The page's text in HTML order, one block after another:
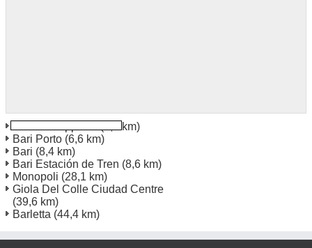
(5,0 km)
Bari Porto (6,6 km)
Bari (8,4 km)
Bari Estación de Tren (8,6 km)
Monopoli (28,1 km)
Giola Del Colle Ciudad Centre
(39,6 km)
Barletta (44,4 km)